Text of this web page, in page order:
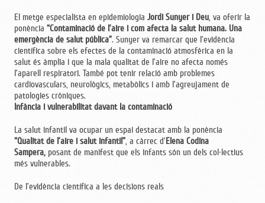
El metge especialista en epidemiologia Jordi Sunyer i Deu , va oferir la
ponència “Contaminació de l’aire i com afecta la salut humana. Una
emergència de salut pública”. Sunyer va remarcar que l’evidència
científica sobre els efectes de la contaminació atmosfèrica en la
salut és àmplia i que la mala qualitat de l’aire no afecta només
l’aparell respiratori. També pot tenir relació amb problemes
cardiovasculars, neurològics, metabòlics i amb l’agreujament de
patologies cròniques.
Infància i vulnerabilitat davant la contaminació
La salut infantil va ocupar un espai destacat amb la ponència
“Qualitat de l’aire i salut infantil” , a càrrec d’Elena Codina
Sampera, posant de manifest que els infants són un dels col·lectius
més vulnerables.
De l’evidència científica a les decisions reals